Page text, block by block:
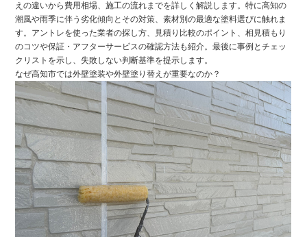
えの違いから費用相場、施工の流れまでを詳しく解説します。特に高知の
潮風や雨季に伴う劣化傾向とその対策、素材別の最適な塗料選びに触れま
す。アントレを使った業者の探し方、見積り比較のポイント、相見積もり
のコツや保証・アフターサービスの確認方法も紹介。最後に事例とチェッ
クリストを示し、失敗しない判断基準を提示します。
なぜ高知市では外壁塗装や外壁塗り替えが重要なのか？